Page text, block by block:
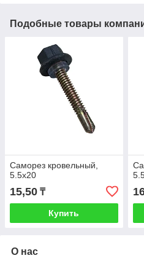
Подобные товары
Саморез кровельный,
5.5х20
15,50 ₸
Купить
О нас